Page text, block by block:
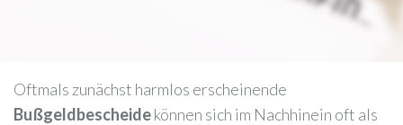
Oftmals zunächst harmlos erscheinende
Bußgeldbescheidekönnen sich im Nachhinein oft als